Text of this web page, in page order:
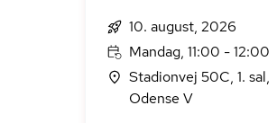
10. august, 2026
Mandag, 11:00 - 12:00
Stadionvej 50C, 1. sal,
Odense V